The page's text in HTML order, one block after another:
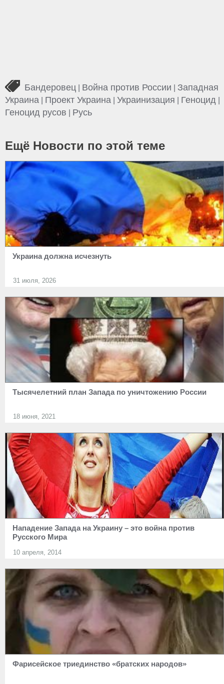
Бандеровец Война против России
Западная
Украина
Проект Украина Украинизация Геноцид
Геноцид русов Русь
Ещё Новости по этой теме
Украина должна исчезнуть
31 июля, 2026
Тысячелетний план Запада по уничтожению России
18 июня, 2021
Нападение Запада на Украину – это война против
Русского Мира
10 апреля, 2014
Фарисейское триединство «братских народов»